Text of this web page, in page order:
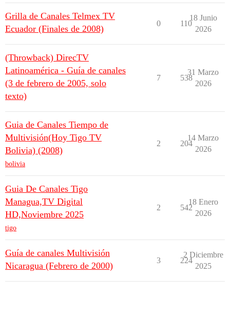
Grilla de Canales Telmex TV
Ecuador (Finales de 2008)
0 110
18 Junio
2026
(Throwback) DirecTV
Latinoamérica - Guía de canales
(3 de febrero de 2005, solo
texto)
7 538
31 Marzo
2026
Guia de Canales Tiempo de
Multivisión(Hoy Tigo TV
Bolivia) (2008)
bolivia
2 204
14 Marzo
2026
Guia De Canales Tigo
Managua,TV Digital
HD,Noviembre 2025
tigo
2 542
18 Enero
2026
Guía de canales Multivisión
Nicaragua (Febrero de 2000)
3 224
2 Diciembre
2025